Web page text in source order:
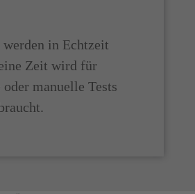
werden in Echtzeit
Zeit wird für
oder manuelle Tests